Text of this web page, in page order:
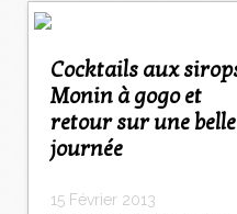
Cocktails aux sirops
Monin à gogo et
retour sur une belle
journée
15 Février 2013